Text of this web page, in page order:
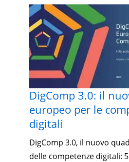
DigComp 3.0: il
europeo per le
digitali
DigComp 3.0, il nuovo
delle competenze digitali: